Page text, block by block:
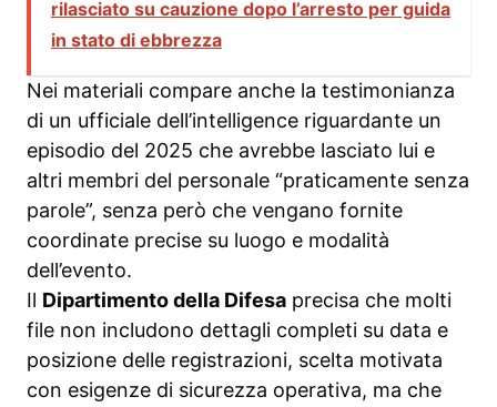
rilasciato su cauzione dopo l’arresto per guida
in stato di ebbrezza
Nei materiali compare anche la testimonianza
di un ufficiale dell’intelligence riguardante un
episodio del 2025 che avrebbe lasciato lui e
altri membri del personale “praticamente senza
parole”, senza però che vengano fornite
coordinate precise su luogo e modalità
dell’evento.
Il Dipartimento della Difesa precisa che molti
file non includono dettagli completi su data e
posizione delle registrazioni, scelta motivata
con esigenze di sicurezza operativa, ma che